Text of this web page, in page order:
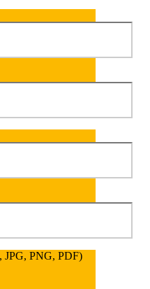
JPG, PNG, PDF)